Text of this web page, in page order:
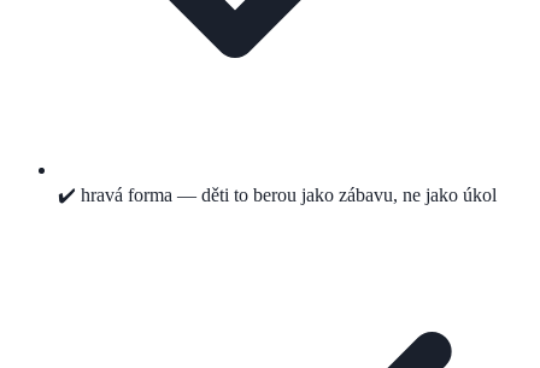
✔️ hravá forma — děti to berou jako zábavu, ne jako úkol